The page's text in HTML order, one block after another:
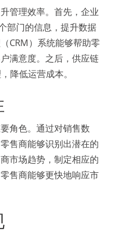
管理效率。首先，企业
部门的信息，提升数据
CRM）系统能够帮助零
满意度。之后，供应链
降低运营成本。
角色。通过对销售数
售商能够识别出潜在的
市场趋势，制定相应的
售商能够更快地响应市